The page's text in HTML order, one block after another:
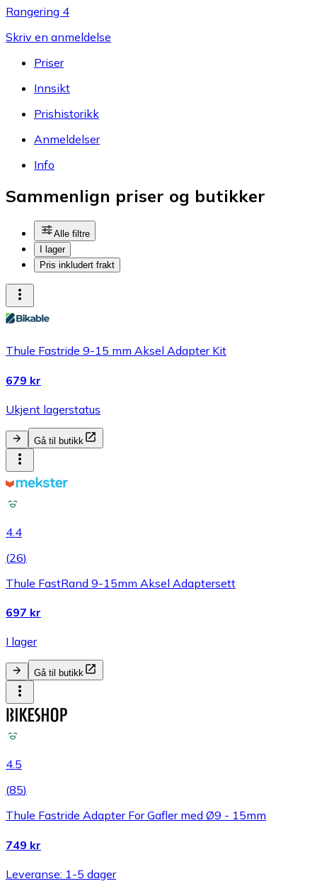
Rangering 4
Skriv en anmeldelse
Priser
Innsikt
Prishistorikk
Anmeldelser
Info
Sammenlign priser og butikker
Alle filtre
I lager
Pris inkludert frakt
Thule Fastride 9-15 mm Aksel Adapter Kit
679 kr
Ukjent lagerstatus
Gå til butikk
4.4
(26)
Thule FastRand 9-15mm Aksel Adaptersett
697 kr
I lager
Gå til butikk
4.5
(85)
Thule Fastride Adapter For Gafler med Ø9 - 15mm
749 kr
Leveranse: 1-5 dager